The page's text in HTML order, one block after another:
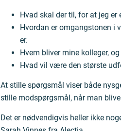
Hvad skal der til, for at jeg er
Hvordan er omgangstonen i
er.
Hvem bliver mine kolleger,
Hvad vil være den største
At stille spørgsmål viser både
stille modspørgsmål, når man
Det er nødvendigvis heller ikke